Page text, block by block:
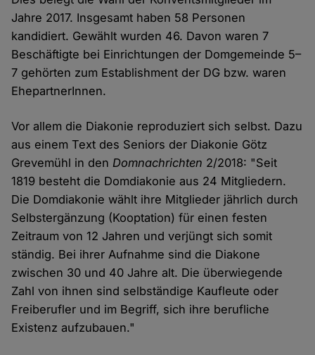
Jahre 2017. Insgesamt haben 58 Personen
kandidiert. Gewählt wurden 46. Davon waren 7
Beschäftigte bei Einrichtungen der Domgemeinde 5–
7 gehörten zum Establishment der DG bzw. waren
EhepartnerInnen.
Vor allem die Diakonie reproduziert sich selbst. Dazu
aus einem Text des Seniors der Diakonie Götz
Grevemühl in denDomnachrichten 2/2018: "Seit
1819 besteht die Domdiakonie aus 24 Mitgliedern.
Die Domdiakonie wählt ihre Mitglieder jährlich durch
Selbstergänzung (Kooptation) für einen festen
Zeitraum von 12 Jahren und verjüngt sich somit
ständig. Bei ihrer Aufnahme sind die Diakone
zwischen 30 und 40 Jahre alt. Die überwiegende
Zahl von ihnen sind selbständige Kaufleute oder
Freiberufler und im Begriff, sich ihre berufliche
Existenz aufzubauen."